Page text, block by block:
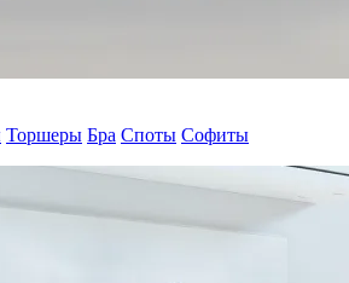
Торшеры Бра Споты Софиты